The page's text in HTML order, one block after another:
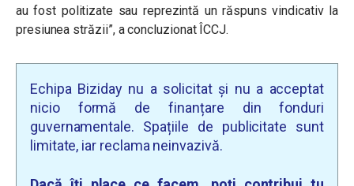
au fost politizate sau reprezintă un răspuns vindicativ la
presiunea străzii”, a concluzionat ÎCCJ.
Echipa Biziday nu a solicitat și nu a acceptat
nicio formă de finanțare din fonduri
guvernamentale. Spațiile de publicitate sunt
limitate, iar reclama neinvazivă.